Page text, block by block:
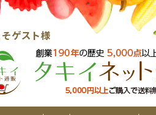
ゲスト様